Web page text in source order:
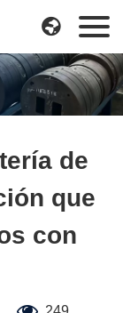

de
que
con